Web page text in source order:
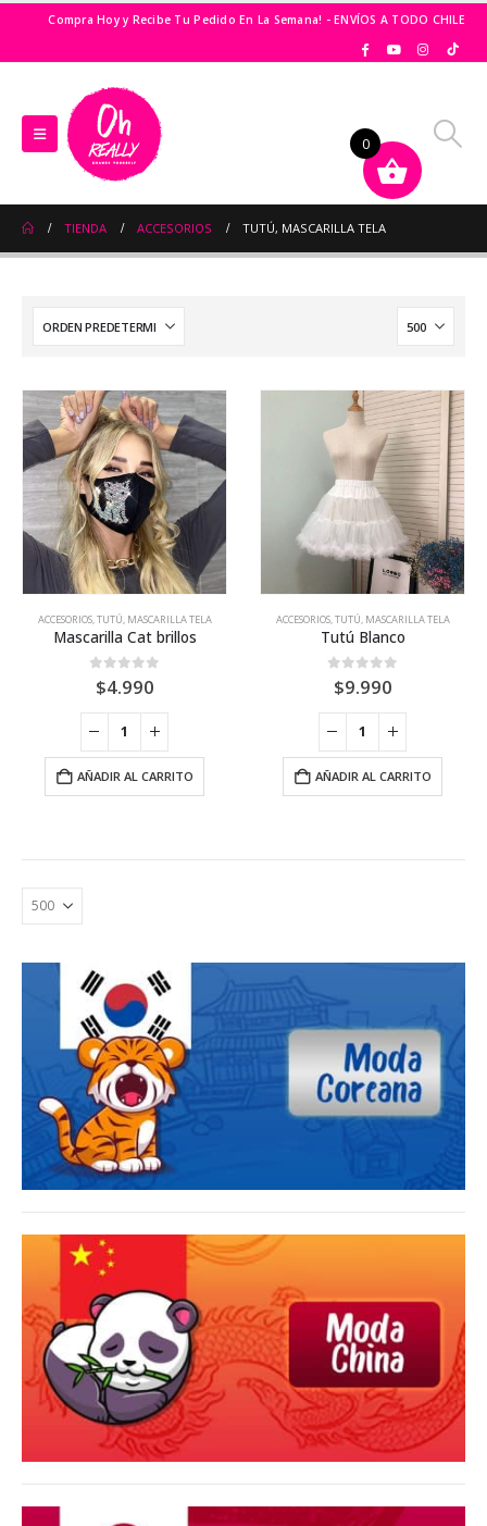
Compra Hoy y Recibe Tu Pedido En La Semana! - ENVÍOS A TODO CHILE
TIENDA ACCESORIOS TUTÚ, MASCARILLA TELA
ACCESORIOS,TUTÚ, MASCARILLA TELA
Mascarilla Cat brillos
out of 5
$4.990
AÑADIR AL CARRITO
ACCESORIOS,TUTÚ, MASCARILLA TELA
Tutú Blanco
out of 5
$9.990
AÑADIR AL CARRITO
0